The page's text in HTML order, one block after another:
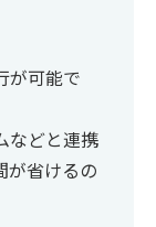
が可能で
などと連携
が省けるの